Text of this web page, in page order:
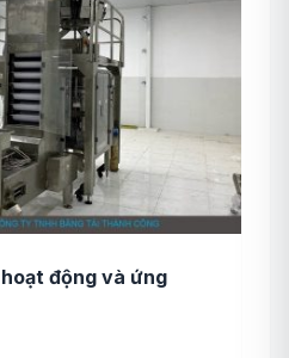
động và ứng